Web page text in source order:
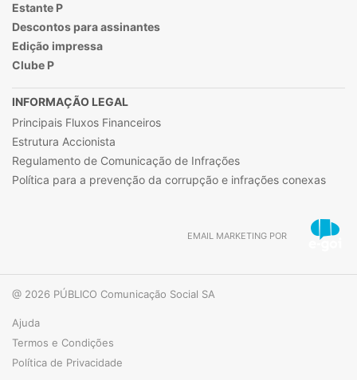
Estante P
Descontos para assinantes
Edição impressa
Clube P
INFORMAÇÃO LEGAL
Principais Fluxos Financeiros
Estrutura Accionista
Regulamento de Comunicação de Infrações
Política para a prevenção da corrupção e infrações conexas
EMAIL MARKETING POR
@ 2026 PÚBLICO Comunicação Social SA
Ajuda
Termos e Condições
Política de Privacidade